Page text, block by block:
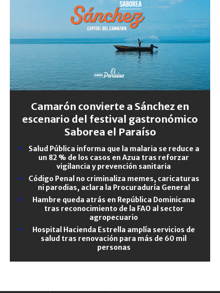
Camarón convierte a Sánchez en
escenario del festival gastronómico
Saborea el Paraíso
Salud Pública informa que la malaria se reduce a
un 82 % de los casos en Azua tras reforzar
vigilancia y prevención sanitaria
Código Penal no criminaliza memes, caricaturas
ni parodias, aclara la Procuraduría General
Hambre queda atrás en República Dominicana
tras reconocimiento de la FAO al sector
agropecuario
Hospital Hacienda Estrella amplía servicios de
salud tras renovación para más de 60 mil
personas